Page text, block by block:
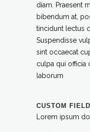
diam. Praesent
bibendum at,
tincidunt lectus
Suspendisse
sint occaecat
culpa qui officia
laborum
CUSTOM FIELD
Lorem ipsum